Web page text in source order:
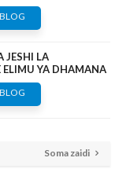
JESHI LA
ELIMU YA DHAMANA
Soma zaidi